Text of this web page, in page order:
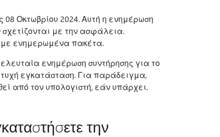
Οκτωβρίου 2024. Αυτή η ενημέρωση
με την ασφάλεια.
με ενημερωμένα πακέτα.
ενημέρωση συντήρησης για το
εγκατάσταση. Για παράδειγμα,
από τον υπολογιστή, εάν υπάρχει.
την